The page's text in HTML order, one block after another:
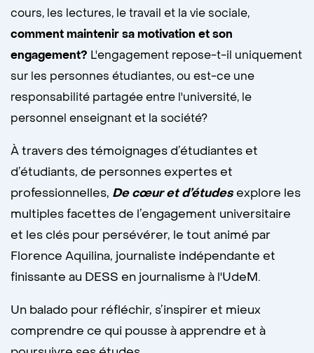
cours, les lectures, le travail et la vie sociale,
comment maintenir sa motivation et son
engagement? L'engagement repose-t-il uniquement
sur les personnes étudiantes, ou est-ce une
responsabilité partagée entre l'université, le
personnel enseignant et la société?
À travers des témoignages d’étudiantes et
d’étudiants, de personnes expertes et
professionnelles, De cœur et d’étudesexplore les
multiples facettes de l’engagement universitaire
et les clés pour persévérer, le tout animé par
Florence Aquilina, journaliste indépendante et
finissante au DESS en journalisme à l'UdeM.
Un balado pour réfléchir, s’inspirer et mieux
comprendre ce qui pousse à apprendre et à